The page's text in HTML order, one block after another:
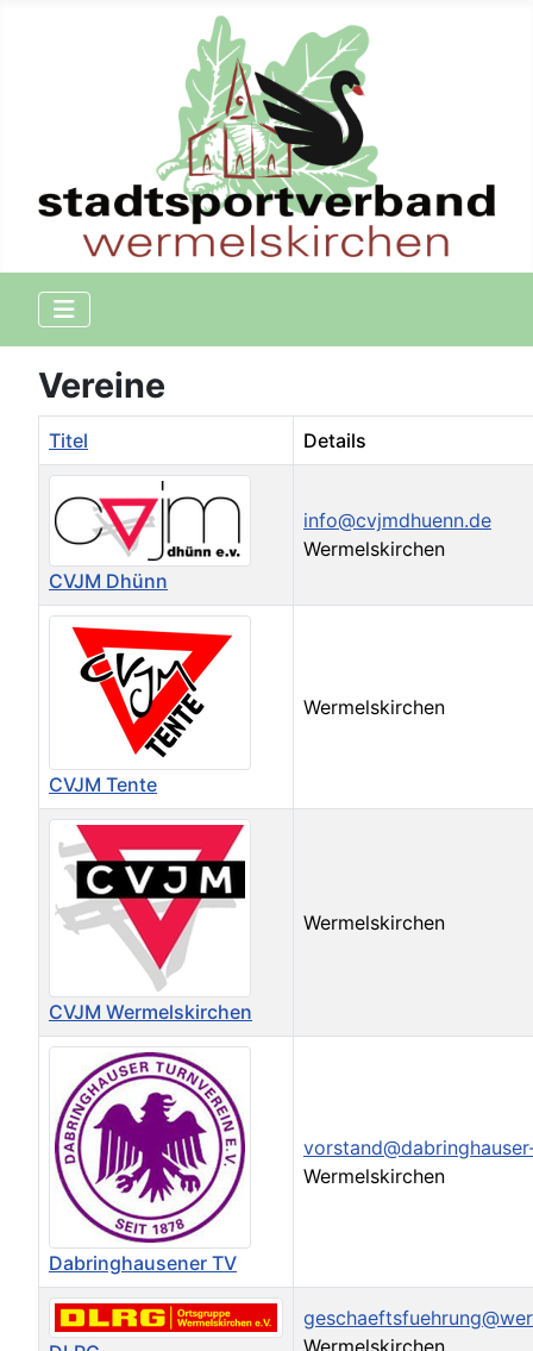
Vereine
Titel Details
CVJM Dhünn
info@cvjmdhuenn.de
Wermelskirchen
CVJM Tente
Wermelskirchen
CVJM Wermelskirchen
Wermelskirchen
Dabringhausener TV
Wermelskirchen
Wermelskirchen